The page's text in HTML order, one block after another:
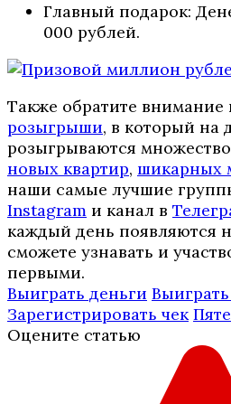
Главный подарок:
000 рублей.
Также обратите внимание
розыгрыши, в который на
розыгрываются множество
новых квартир, шикарных
наши самые лучшие
Instagram и канал в
каждый день появляются
сможете узнавать и
первыми.
Выиграть деньги
Зарегистрировать чек
Оцените статью